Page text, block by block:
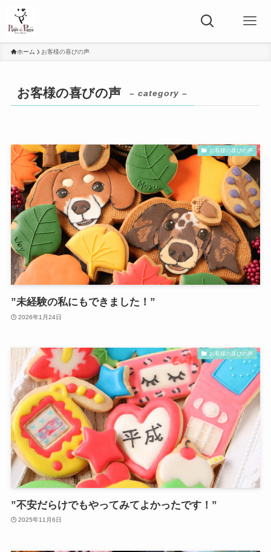
ホーム お客様の喜びの声
お客様の喜びの声 – category –
お客様の喜びの声
”未経験の私にもできました！”
2026年1月24日
お客様の喜びの声
”不安だらけでもやってみてよかったです！”
2025年11月6日